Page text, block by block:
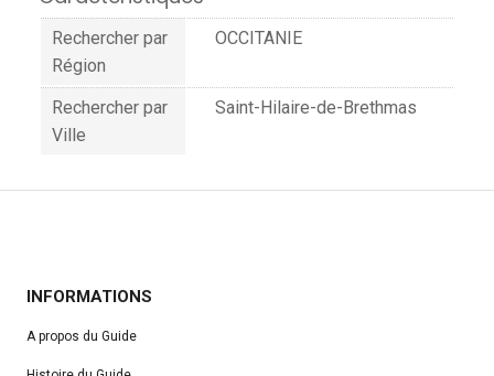
Rechercher par
Région
OCCITANIE
Rechercher par
Ville
Saint-Hilaire-de-Brethmas
INFORMATIONS
A propos du Guide